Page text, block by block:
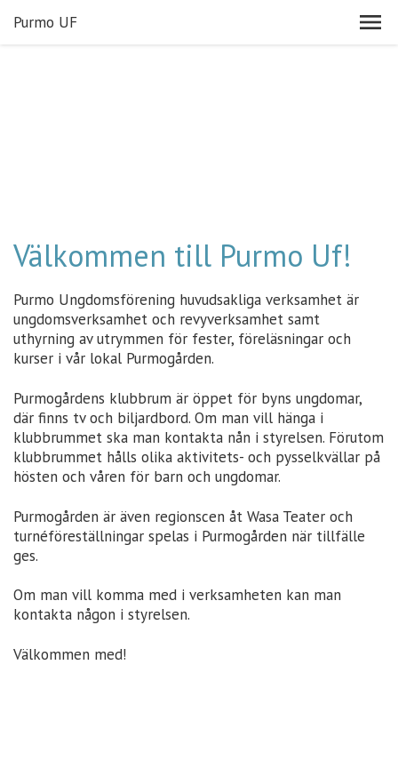
Purmo UF
Välkommen till Purmo Uf!
Purmo Ungdomsförening huvudsakliga verksamhet är
ungdomsverksamhet och revyverksamhet samt
uthyrning av utrymmen för fester, föreläsningar och
kurser i vår lokal Purmogården.
Purmogårdens klubbrum är öppet för byns ungdomar,
där finns tv och biljardbord. Om man vill hänga i
klubbrummet ska man kontakta nån i styrelsen. Förutom
klubbrummet hålls olika aktivitets- och pysselkvällar på
hösten och våren för barn och ungdomar.
Purmogården är även regionscen åt Wasa Teater och
turnéföreställningar spelas i Purmogården när tillfälle
ges.
Om man vill komma med i verksamheten kan man
kontakta någon i styrelsen.
Välkommen med!